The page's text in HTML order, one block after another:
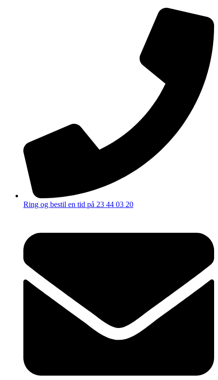
Ring og bestil en tid på 23 44 03 20